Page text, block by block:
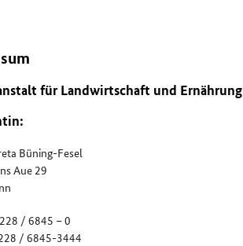
für Landwirtschaft und Ernährung
Büning-Fesel
Aue 29
/ 6845 – 0
/ 6845-3444